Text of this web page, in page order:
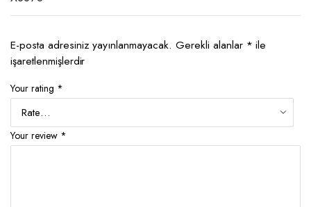
E-posta adresiniz yayınlanmayacak. Gerekli alanlar * ile
işaretlenmişlerdir
Your rating *
Your review *